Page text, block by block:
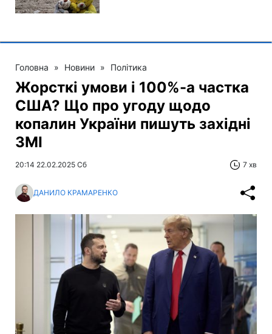
Головна » Новини » Політика
Жорсткі умови і 100%-а частка
США? Що про угоду щодо
копалин України пишуть західні
ЗМІ
20:14 22.02.2025 Сб 7 хв
ДАНИЛО КРАМАРЕНКО